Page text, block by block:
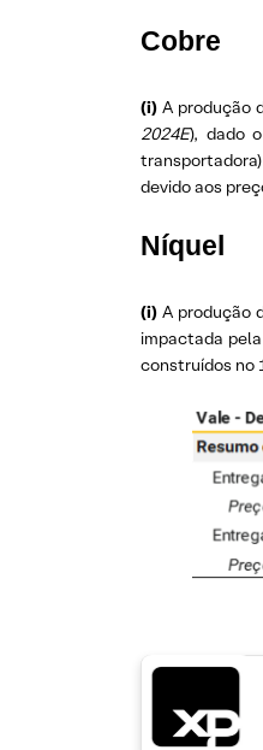
Cobre
(i) A produção
2024E), dado
devido aos
Níquel
(i) A produção
impactada
construídos no